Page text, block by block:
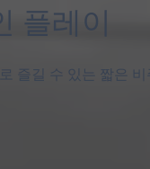
플레이
즐길 수 있는 짧은 비